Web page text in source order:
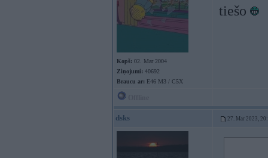
Kopš: 02. Mar 2004
Ziņojumi: 40692
Braucu ar: E46 M3 / C5X
tiešo
dsks 27. Mar 2023,